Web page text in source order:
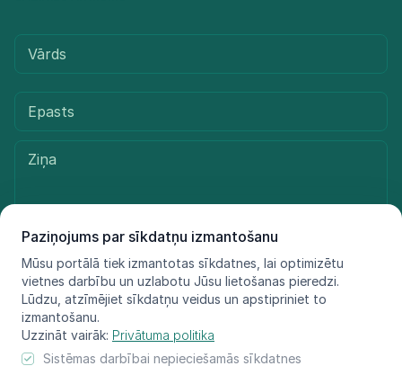
Paziņojums par sīkdatņu izmantošanu
Mūsu portālā tiek izmantotas sīkdatnes, lai optimizētu
vietnes darbību un uzlabotu Jūsu lietošanas pieredzi.
Lūdzu, atzīmējiet sīkdatņu veidus un apstipriniet to
izmantošanu.
Uzzināt vairāk: Privātuma politika
Sistēmas darbībai nepieciešamās sīkdatnes
Sūtīt ziņu